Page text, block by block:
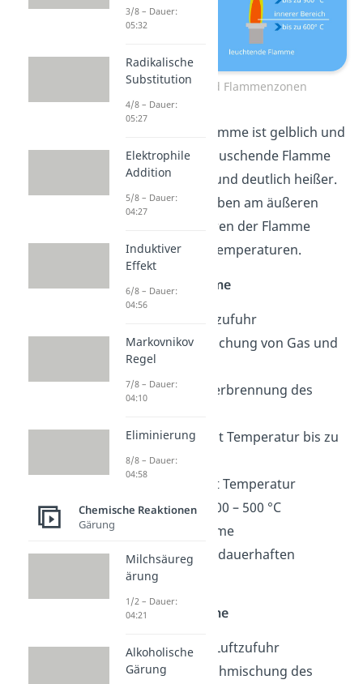
Flammen und Flammenzonen
Die leuchtende Flamme ist gelblich und
eher kühler. Die rauschende Flamme
ist hingegen blau und deutlich heißer.
Beide Flammen haben am äußeren
Rand und im Inneren der Flamme
unterschiedliche Temperaturen.
rauschende Flamme
geöffnete Luftzufuhr
gute Durchmischung von Gas und
Sauerstoff
vollständige Verbrennung des
Außenkegel mit Temperatur bis zu
ca. 1300 °C
Innenkegel mit Temperatur
zwischen ca. 300 – 500 °C
bläuliche Flamme
erkennbar am dauerhaften
Rauschton
leuchtende Flamme
geschlossene Luftzufuhr
schlechte Durchmischung des
3/8 – Dauer:
05:32
Radikalische
Substitution
4/8 – Dauer:
05:27
Elektrophile
Addition
5/8 – Dauer:
04:27
Induktiver
Effekt
6/8 – Dauer:
04:56
Markovnikov
Regel
7/8 – Dauer:
04:10
Eliminierung
8/8 – Dauer:
04:58
Chemische Reaktionen
Gärung
Milchsäureg
ärung
1/2 – Dauer:
04:21
Alkoholische
Gärung